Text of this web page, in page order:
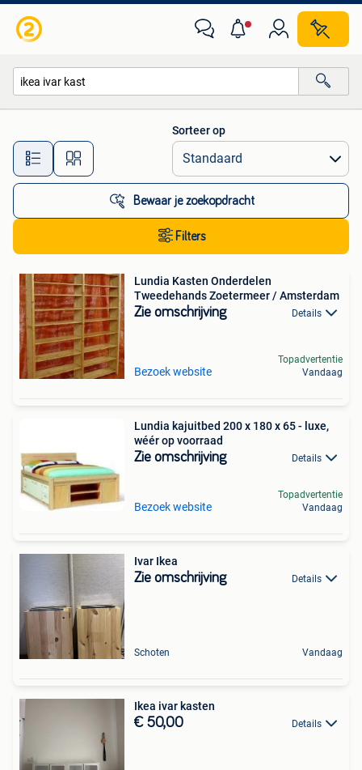
Alle afstanden…
Sorteer op
Bewaar je zoekopdracht
Filters
Lundia Kasten Onderdelen
Tweedehands Zoetermeer / Amsterdam
Zie omschrijving Details
Bezoek website
Topadvertentie
Vandaag
Lundia kajuitbed 200 x 180 x 65 - luxe,
wéér op voorraad
Zie omschrijving Details
Bezoek website
Topadvertentie
Vandaag
Ivar Ikea
Zie omschrijving Details
Schoten Vandaag
Ikea ivar kasten
€ 50,00 Details